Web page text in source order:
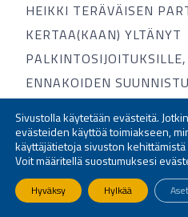
HEIKKI TERÄVÄISEN
KERTAA(KAAN) YLTÄNYT
ENNAKOIDEN
OIKEAT VASTAUKSET
Sivustolla käytetään evästeitä.
evästeiden käyttöä toimiakseen,
käyttäjätietoja sivuston
Voit määritellä suostumuksesi
Hyväksy Hylkää